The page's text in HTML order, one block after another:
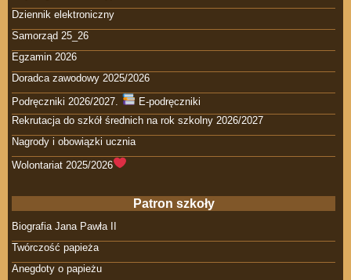
Dziennik elektroniczny
Samorząd 25_26
Egzamin 2026
Doradca zawodowy 2025/2026
Podręczniki 2026/2027.
E-podręczniki
Rekrutacja do szkół średnich na rok szkolny 2026/2027
Nagrody i obowiązki ucznia
Wolontariat 2025/2026
Patron szkoły
Biografia Jana Pawła II
Twórczość papieża
Anegdoty o papieżu